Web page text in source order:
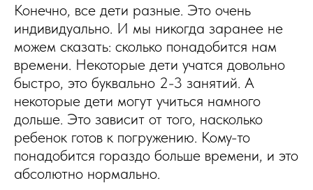
Конечно, все дети разные. Это очень
индивидуально. И мы никогда заранее не
можем сказать: сколько понадобится нам
времени. Некоторые дети учатся довольно
быстро, это буквально 2-3 занятий. А
некоторые дети могут учиться намного
дольше. Это зависит от того, насколько
ребенок готов к погружению. Кому-то
понадобится гораздо больше времени, и это
абсолютно нормально.